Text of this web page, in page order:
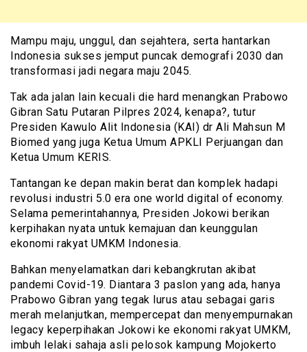
Mampu maju, unggul, dan sejahtera, serta hantarkan
Indonesia sukses jemput puncak demografi 2030 dan
transformasi jadi negara maju 2045.
Tak ada jalan lain kecuali die hard menangkan Prabowo
Gibran Satu Putaran Pilpres 2024, kenapa?, tutur
Presiden Kawulo Alit Indonesia (KAI) dr Ali Mahsun M
Biomed yang juga Ketua Umum APKLI Perjuangan dan
Ketua Umum KERIS.
Tantangan ke depan makin berat dan komplek hadapi
revolusi industri 5.0 era one world digital of economy.
Selama pemerintahannya, Presiden Jokowi berikan
kerpihakan nyata untuk kemajuan dan keunggulan
ekonomi rakyat UMKM Indonesia.
Bahkan menyelamatkan dari kebangkrutan akibat
pandemi Covid-19. Diantara 3 paslon yang ada, hanya
Prabowo Gibran yang tegak lurus atau sebagai garis
merah melanjutkan, mempercepat dan menyempurnakan
legacy keperpihakan Jokowi ke ekonomi rakyat UMKM,
imbuh lelaki sahaja asli pelosok kampung Mojokerto